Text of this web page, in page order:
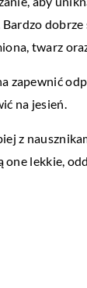
twarz
zapewnić
na jesień.
z
lekkie,
[…]
W